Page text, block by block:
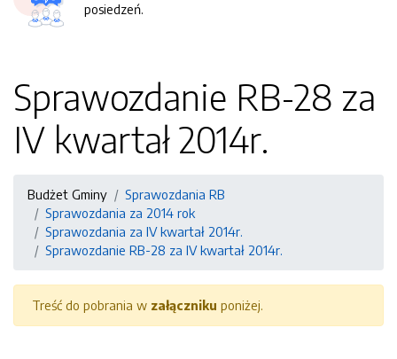
posiedzeń.
Sprawozdanie RB-28 za
IV kwartał 2014r.
Budżet Gminy
Sprawozdania RB
Sprawozdania za 2014 rok
Sprawozdania za IV kwartał 2014r.
Sprawozdanie RB-28 za IV kwartał 2014r.
Treść do pobrania w załączniku poniżej.